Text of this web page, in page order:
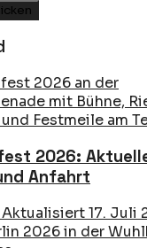
2026:
Anfahrt
17. Juli